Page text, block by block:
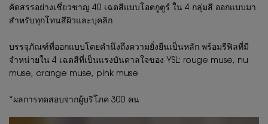
คัดสรรอย่างเชี่ยวชาญ 40 เฉดสีแบบโอตกูตูร์ ใน 4 กลุ่มสี ออกแบบมา
สำหรับทุกโทนสีผิวและบุคลิก
บรรจุภัณฑ์ที่ออกแบบโดยคำนึงถึงความยั่งยืนเป็นหลัก พร้อมรีฟิลที่มี
จำหน่ายใน 4 เฉดสีที่เป็นแรงบันดาลใจของ YSL: rouge muse, nu
muse, orange muse, pink muse
*ผลการทดสอบจากผู้บริโภค 300 คน